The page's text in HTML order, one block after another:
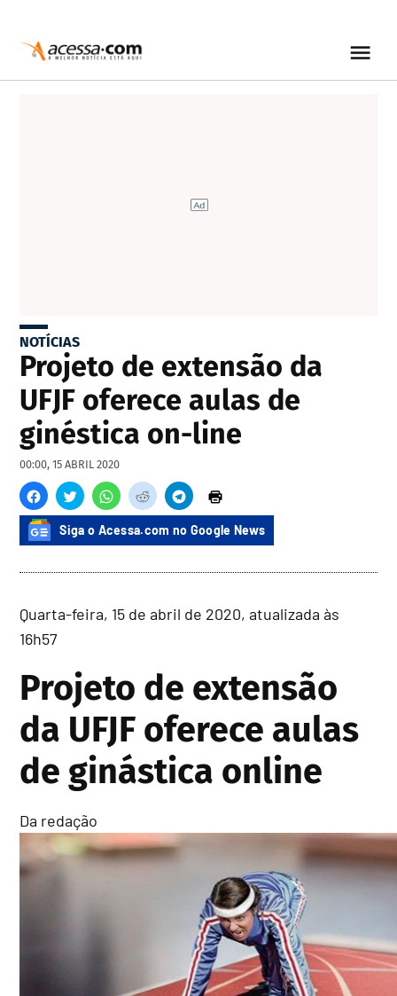
NOTÍCIAS
Projeto de extensão da
UFJF oferece aulas de
ginéstica on-line
00:00, 15 ABRIL 2020
Siga o Acessa.com no Google News
Quarta-feira, 15 de abril de 2020, atualizada às
16h57
Projeto de extensão
da UFJF oferece aulas
de ginástica online
Da redação